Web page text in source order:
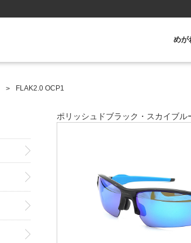
めが
FLAK2.0 OCP1
ポリッシュドブラック・スカイブル